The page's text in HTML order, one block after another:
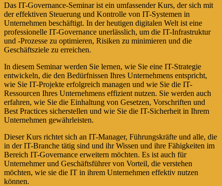
Das IT-Governance-Seminar ist ein umfassender Kurs, der sich mit
der effektiven Steuerung und Kontrolle von IT-Systemen in
Unternehmen beschäftigt. In der heutigen digitalen Welt ist eine
professionelle IT-Governance unerlässlich, um die IT-Infrastruktur
und -Prozesse zu optimieren, Risiken zu minimieren und die
Geschäftsziele zu erreichen.
In diesem Seminar werden Sie lernen, wie Sie eine IT-Strategie
entwickeln, die den Bedürfnissen Ihres Unternehmens entspricht,
wie Sie IT-Projekte erfolgreich managen und wie Sie die IT-
Ressourcen Ihres Unternehmens effizient nutzen. Sie werden auch
erfahren, wie Sie die Einhaltung von Gesetzen, Vorschriften und
Best Practices sicherstellen und wie Sie die IT-Sicherheit in Ihrem
Unternehmen gewährleisten.
Dieser Kurs richtet sich an IT-Manager, Führungskräfte und alle, die
in der IT-Branche tätig sind und ihr Wissen und ihre Fähigkeiten im
Bereich IT-Governance erweitern möchten. Es ist auch für
Unternehmer und Geschäftsführer von Vorteil, die verstehen
möchten, wie sie die IT in ihrem Unternehmen effektiv nutzen
können.